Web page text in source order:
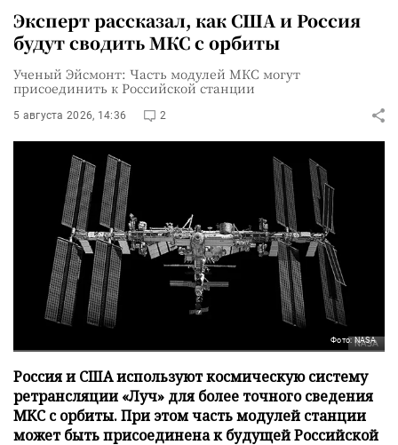
Эксперт рассказал, как США и Россия
будут сводить МКС с орбиты
Ученый Эйсмонт: Часть модулей МКС могут
присоединить к Российской станции
5 августа 2026, 14:36 2
Фото: NASA
Россия и США используют космическую систему
ретрансляции «Луч» для более точного сведения
МКС с орбиты. При этом часть модулей станции
может быть присоединена к будущей Российской